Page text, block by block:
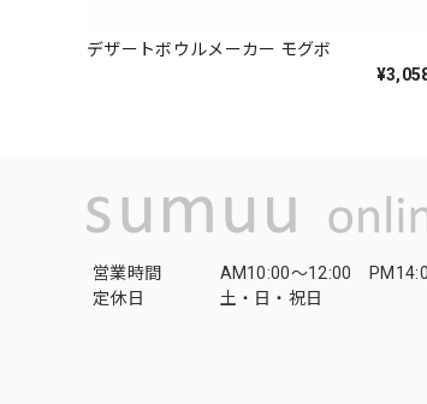
デザートボウルメーカー モグボ
営業時間
AM10:00〜12:00
定休日
土・日・祝日